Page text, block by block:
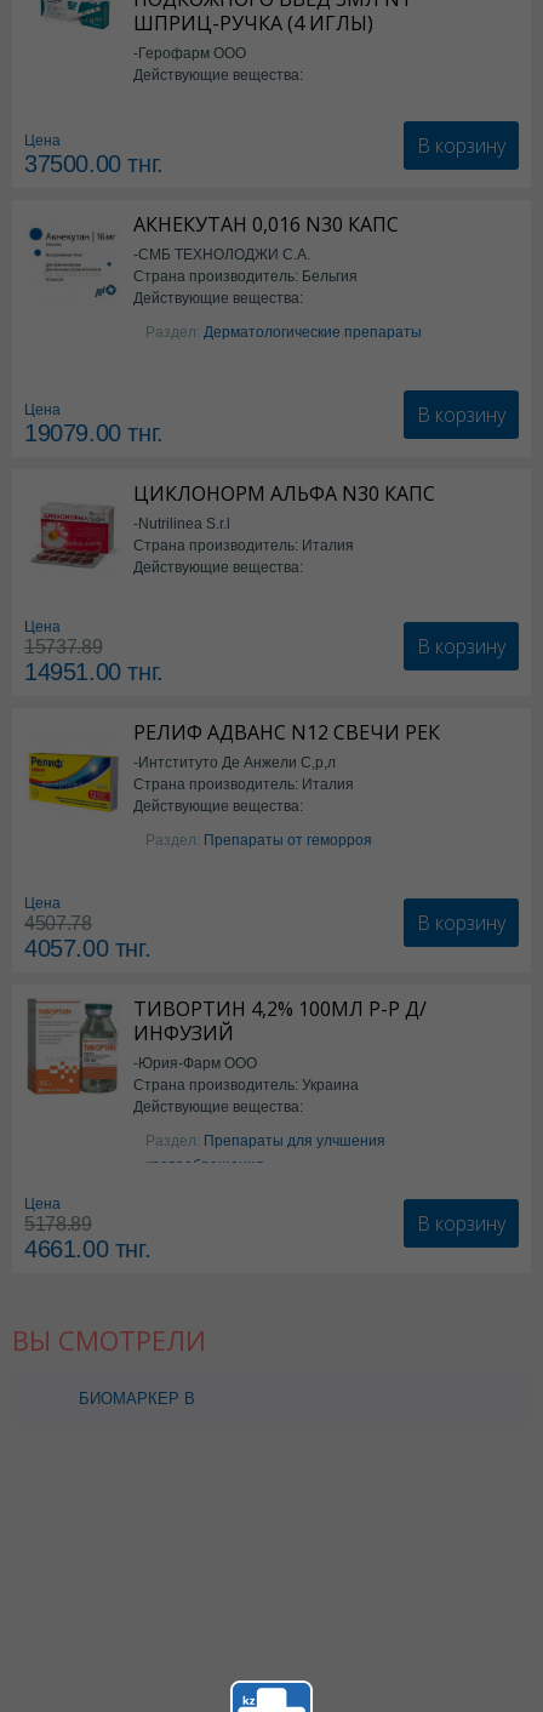
ШПРИЦ-РУЧКА (4 ИГЛЫ)
-Герофарм ООО
Действующие вещества:
Цена
37500.00тнг.
В корзину
АКНЕКУТАН 0,016 N30 КАПС
-СМБ ТЕХНОЛОДЖИ С.А.
Страна производитель: Бельгия
Действующие вещества:
Изотретиноин
Раздел: Дерматологические препараты
Цена
19079.00тнг.
В корзину
ЦИКЛОНОРМ АЛЬФА N30 КАПС
-Nutrilinea S.r.l
Страна производитель: Италия
Действующие вещества:
Цена
15737.89
14951.00тнг.
В корзину
РЕЛИФ АДВАНС N12 СВЕЧИ РЕК
-Интституто Де Анжели С,р,л
Страна производитель: Италия
Действующие вещества:
Бензокаин
Раздел: Препараты от геморроя
Цена
4507.78
4057.00тнг.
В корзину
ТИВОРТИН 4,2% 100МЛ Р-Р Д/
ИНФУЗИЙ
-Юрия-Фарм ООО
Страна производитель: Украина
Действующие вещества:
Аргинин
Раздел: Препараты для улчшения
кровообращения
Цена
5178.89
4661.00тнг.
В корзину
ВЫ СМОТРЕЛИ
БИОМАРКЕР B